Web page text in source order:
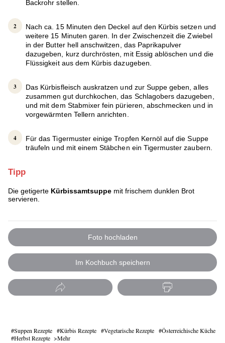
Backrohr stellen.
Nach ca. 15 Minuten den Deckel auf den Kürbis setzen und
weitere 15 Minuten garen. In der Zwischenzeit die Zwiebel
in der Butter hell anschwitzen, das Paprikapulver
dazugeben, kurz durchrösten, mit Essig ablöschen und die
Flüssigkeit aus dem Kürbis dazugeben.
Das Kürbisfleisch auskratzen und zur Suppe geben, alles
zusammen gut durchkochen, das Schlagobers dazugeben,
und mit dem Stabmixer fein pürieren, abschmecken und in
vorgewärmten Tellern anrichten.
Für das Tigermuster einige Tropfen Kernöl auf die Suppe
träufeln und mit einem Stäbchen ein Tigermuster zaubern.
Tipp
Die getigerte Kürbissamtsuppe mit frischem dunklen Brot
servieren.
Foto hochladen
Im Kochbuch speichern
Suppen Rezepte Kürbis Rezepte Vegetarische Rezepte
Österreichische Küche
Herbst Rezepte
Mehr